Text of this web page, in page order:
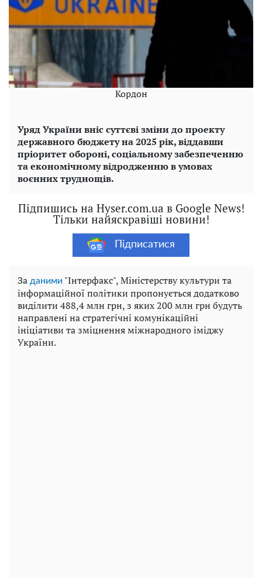
Кордон
Уряд України вніс суттєві зміни до проекту
державного бюджету на 2025 рік, віддавши
пріоритет обороні, соціальному забезпеченню
та економічному відродженню в умовах
воєнних труднощів.
Підпишись на Hyser.com.ua в Google News!
Тільки найяскравіші новини!
Підписатися
За даними "Інтерфакс", Міністерству культури та
інформаційної політики пропонується додатково
виділити 488,4 млн грн, з яких 200 млн грн будуть
направлені на стратегічні комунікаційні
ініціативи та зміцнення міжнародного іміджу
України.